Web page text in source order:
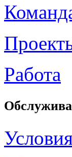
Работа